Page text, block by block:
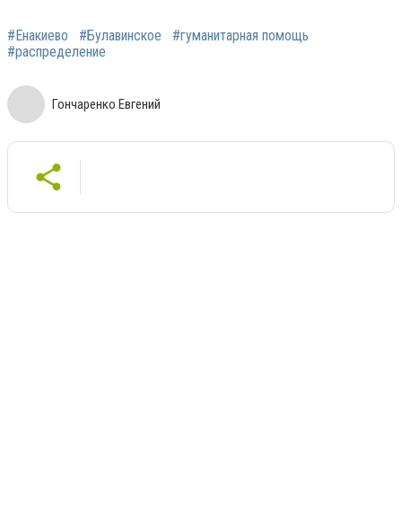
#Енакиево #Булавинское
#гуманитарная помощь
#распределение
Гончаренко Евгений